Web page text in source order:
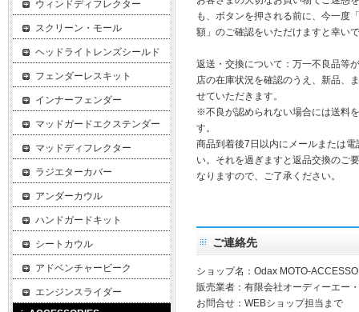
も、ボタンを押される前に、今一度
額」のご確認をいただけますと幸い
返送・交換について：万一不良品等
店の在庫状況を確認のうえ、新品、
せていただきます。
※不良が認められない場合には送料
す。
商品到着後7日以内にメールまたは
い。それを過ぎますと返品交換のご
なりますので、ご了承ください。
ご連絡先
ショップ名：Odax MOTO-
販売業者：有限会社オーディーエー
お問合せ：WEBショップ担当まで
ウィンドディフレクター
スクリーン・モール
ヘッドライトレンズシールド
フェンダーレスキット
インナーフェンダー
マッドガードエクステンダー
マッドディフレクター
ラジエターカバー
アンダーカウル
ハンドガードキット
シートカウル
アドベンチャービーク
エンジンスライダー